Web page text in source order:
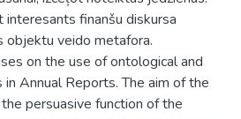
finanšu diskursa
objektu veido metafora.
on the use of ontological and
Annual Reports. The aim of the
persuasive function of the